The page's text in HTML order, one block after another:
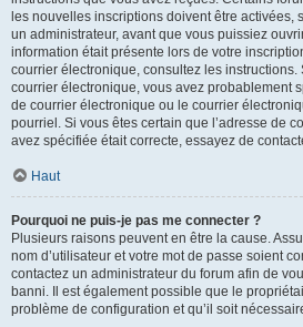
les nouvelles inscriptions doivent être activées,
un administrateur, avant que vous puissiez
information était présente lors de votre
courrier électronique, consultez les instructions.
courrier électronique, vous avez probablement
de courrier électronique ou le courrier
pourriel. Si vous êtes certain que l’adresse de
avez spécifiée était correcte, essayez de
Haut
Pourquoi ne puis-je pas me connecter ?
Plusieurs raisons peuvent en être la cause.
nom d’utilisateur et votre mot de passe soient
contactez un administrateur du forum afin de
banni. Il est également possible que le
problème de configuration et qu’il soit